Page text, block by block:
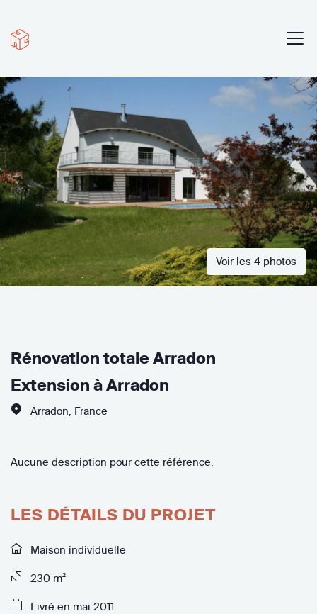
Voir les 4 photos
Rénovation totale Arradon
Extension à Arradon
Arradon France
Aucune description pour cette référence.
LES DÉTAILS DU PROJET
Maison individuelle
230 m²
Livré en mai 2011